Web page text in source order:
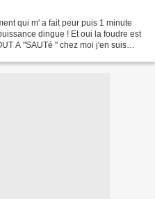
qui m' a fait peur puis 1 minute
dingue ! Et oui la foudre est
A "SAUTé " chez moi j'en suis